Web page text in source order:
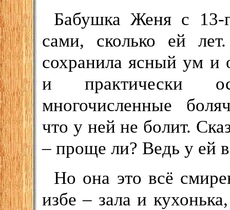
Бабушка Женя с 13-
сами, сколько ей
сохранила ясный ум и
и практически
многочисленные
что у ней не болит.
– проще ли? Ведь у ей
Но она это всё
избе – зала и